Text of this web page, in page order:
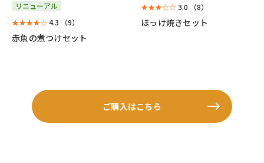
リニューアル
★★★★☆4.3 （9）
赤魚の煮つけセット
★★★☆☆3.0 （8）
ほっけ焼きセット
ご購入はこちら